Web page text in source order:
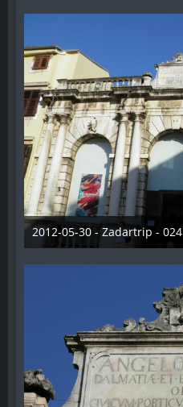
2012-05-30 - Zadartrip - 024
28. Dezember 2012